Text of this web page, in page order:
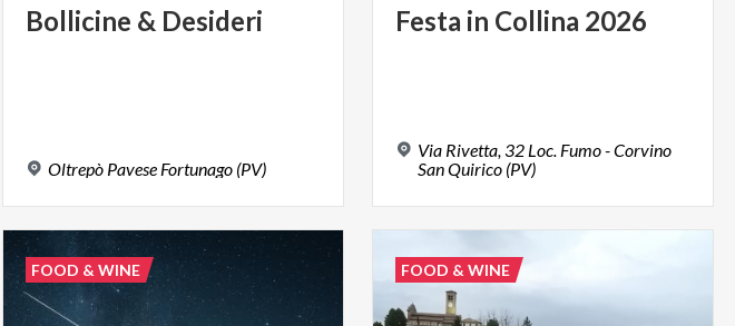
Bollicine & Desideri
Oltrepò Pavese Fortunago (PV)
Festa in Collina 2026
Via Rivetta, 32 Loc. Fumo - Corvino
San Quirico (PV)
FOOD & WINE FOOD & WINE